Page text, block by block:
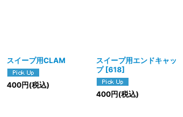
スイープ用CLAM
400円(税込)
スイープ用エンドキャッ
プ [618]
400円(税込)